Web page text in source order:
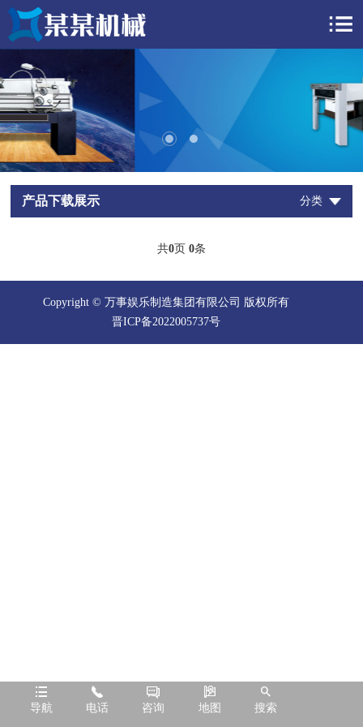

导航

电话

咨询

地图

搜索
产品下载展示 分类
共0页 0条
Copyright © 万事娱乐制造集团有限公司 版权所有
晋ICP备2022005737号